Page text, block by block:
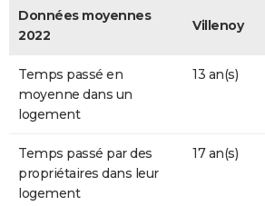
Données moyennes
2022
Villenoy
Temps passé en
moyenne dans un
logement
13 an(s)
Temps passé par des
propriétaires dans leur
logement
17 an(s)